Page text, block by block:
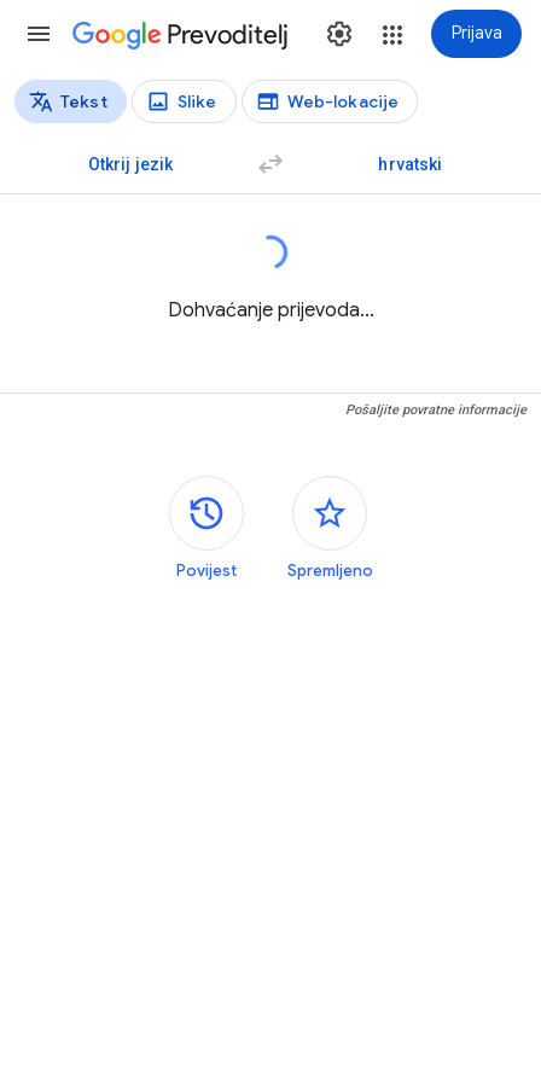
Prevoditelj Prijava
Vrste prijevoda
Tekst Slike Web-lokacije
Otkrij jezik hrvatski
Dohvaćanje prijevoda...
Pošaljite povratne informacije
Bočne ploče
Povijest Spremljeno